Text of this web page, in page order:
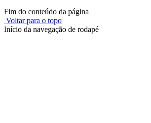
Fim do conteúdo da página
Voltar para o topo
Início da navegação de rodapé